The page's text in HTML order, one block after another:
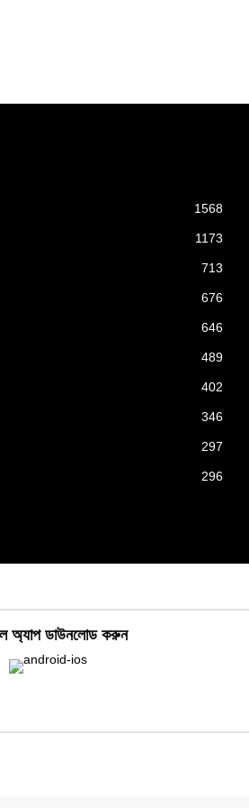
1568
1173
713
676
646
489
402
346
297
296
অ্যাপ ডাউনলোড করুন